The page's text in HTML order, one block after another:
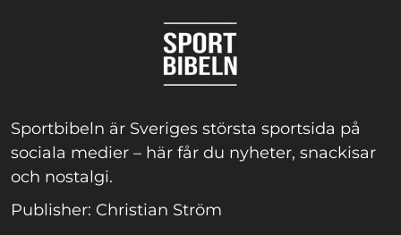
Sportbibeln är Sveriges största sportsida på
sociala medier – här får du nyheter, snackisar
och nostalgi.
Publisher: Christian Ström